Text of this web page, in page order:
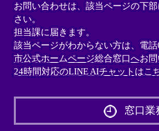
お問い合わせは、該当ページの下
さい。
担当課に届きます。
該当ページがわからない方は、電
市公式ホームページ総合窓口へお問
24時間対応のLINE AIチャットはこ
外
リ
窓口業